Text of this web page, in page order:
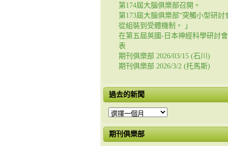
第174屆大腦俱樂部召開。
第173屆大腦俱樂部“突觸小型研討
從組裝到受體機制。 」
在第五屆英國-日本神經科學研討
表
期刊俱樂部 2026/03/15 (石川)
期刊俱樂部 2026/3/2 (托馬斯)
過去的新聞
過
的
新
期刊俱樂部